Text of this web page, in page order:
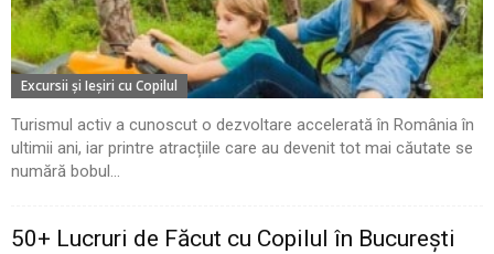
Excursii şi Ieşiri cu Copilul
Turismul activ a cunoscut o dezvoltare accelerată în România în
ultimii ani, iar printre atracțiile care au devenit tot mai căutate se
numără bobul...
50+ Lucruri de Făcut cu Copilul în București